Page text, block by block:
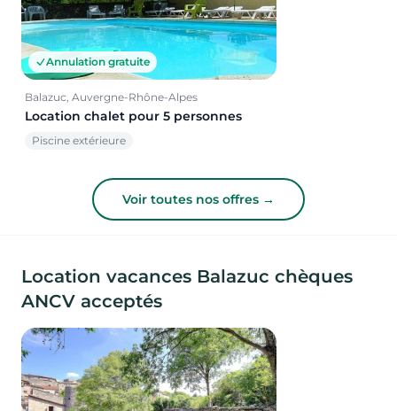
Annulation gratuite
Balazuc, Auvergne-Rhône-Alpes
Location chalet pour 5 personnes
Piscine extérieure
Voir toutes nos offres →
Location vacances Balazuc chèques
ANCV acceptés